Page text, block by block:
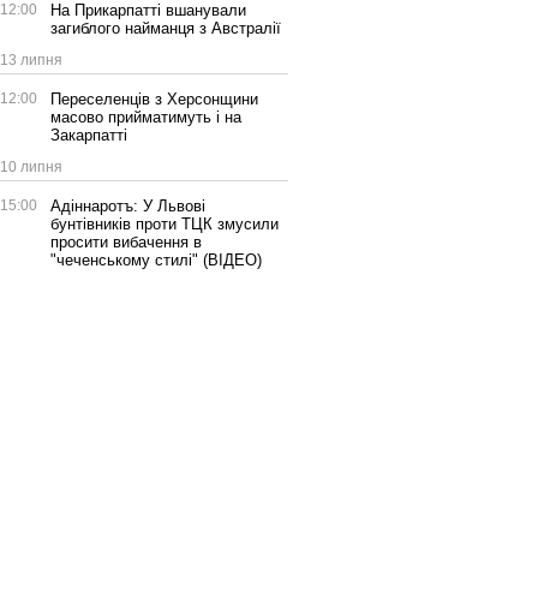
12:00
На Прикарпатті вшанували
загиблого найманця з Австралії
13 липня
12:00
Переселенців з Херсонщини
масово прийматимуть і на
Закарпатті
10 липня
15:00
Адіннаротъ: У Львові
бунтівників проти ТЦК змусили
просити вибачення в
"чеченському стилі" (ВІДЕО)